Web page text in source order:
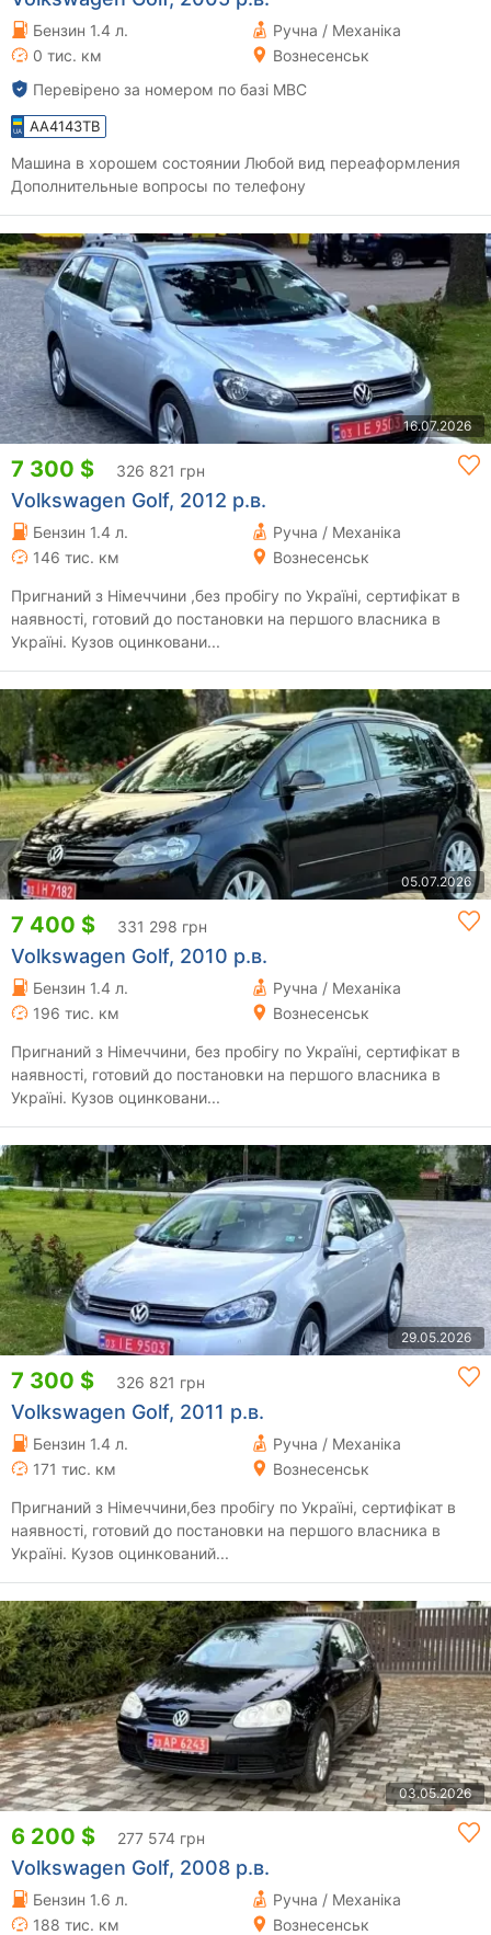
Бензин 1.4 л.
Ручна / Механіка
0 тис. км
Вознесенськ
Перевірено за номером по базі МВС
AA4143TB
Машина в хорошем состоянии Любой вид переаформления
Дополнительные вопросы по телефону
16.07.2026
7 300 $ 326 821 грн
Volkswagen Golf, 2012 р.в.
Бензин 1.4 л.
Ручна / Механіка
146 тис. км
Вознесенськ
Пригнаний з Німеччини ,без пробігу по Україні, сертифікат в
наявності, готовий до постановки на першого власника в
Україні. Кузов оцинковани...
05.07.2026
7 400 $ 331 298 грн
Volkswagen Golf, 2010 р.в.
Бензин 1.4 л.
Ручна / Механіка
196 тис. км
Вознесенськ
Пригнаний з Німеччини, без пробігу по Україні, сертифікат в
наявності, готовий до постановки на першого власника в
Україні. Кузов оцинковани...
29.05.2026
7 300 $ 326 821 грн
Volkswagen Golf, 2011 р.в.
Бензин 1.4 л.
Ручна / Механіка
171 тис. км
Вознесенськ
Пригнаний з Німеччини,без пробігу по Україні, сертифікат в
наявності, готовий до постановки на першого власника в
Україні. Кузов оцинкований...
03.05.2026
6 200 $ 277 574 грн
Volkswagen Golf, 2008 р.в.
Бензин 1.6 л.
Ручна / Механіка
188 тис. км
Вознесенськ